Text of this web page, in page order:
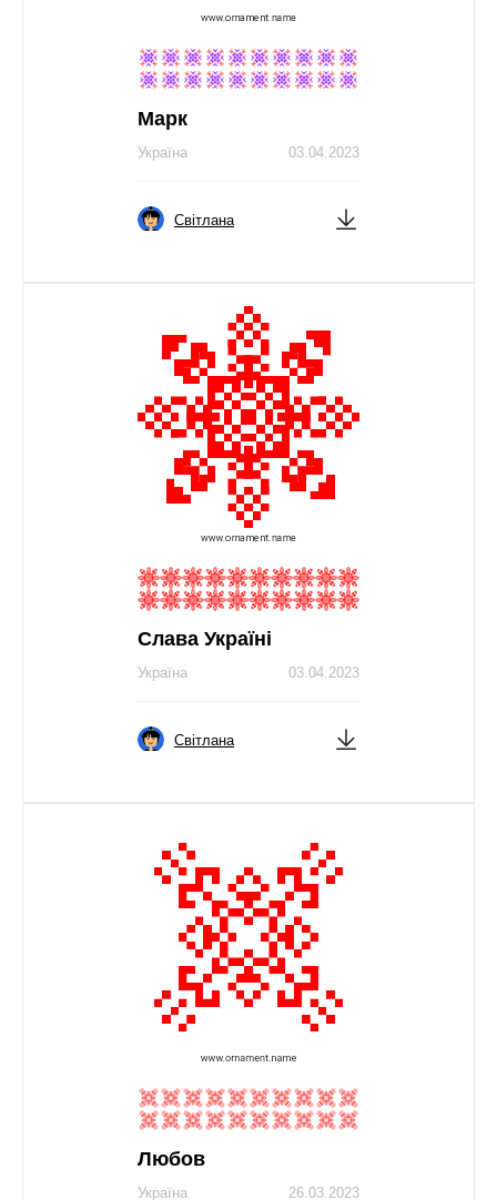
Марк
03.04.2023
Україна
Світлана
Слава Україні
03.04.2023
Україна
Світлана
Любов
26.03.2023
Україна